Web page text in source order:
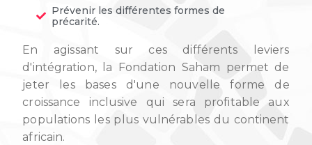
Prévenir les différentes formes de
précarité.
En agissant sur ces différents leviers
d'intégration, la Fondation Saham permet de
jeter les bases d'une nouvelle forme de
croissance inclusive qui sera profitable aux
populations les plus vulnérables du continent
africain.